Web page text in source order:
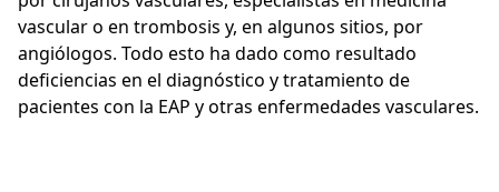
vascular o en trombosis y, en algunos sitios, por
angiólogos. Todo esto ha dado como resultado
deficiencias en el diagnóstico y tratamiento de
pacientes con la EAP y otras enfermedades vasculares.